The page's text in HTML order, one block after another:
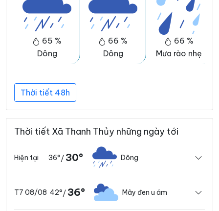
65 %
Dông
66 %
Dông
66 %
Mưa rào nhẹ
Thời tiết 48h
Thời tiết Xã Thanh Thủy những ngày tới
Hiện tại 36°/ 30° Dông
T7 08/08 42°/ 36° Mây đen u ám